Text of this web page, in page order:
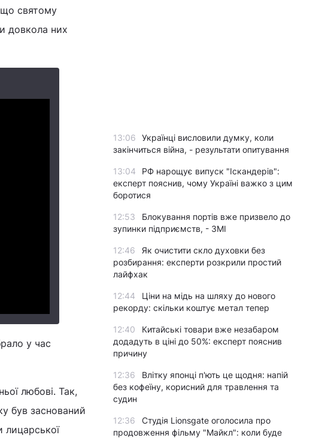
що святому
довкола них
у час
любові. Так,
був заснований
лицарської
13:06
Українці висловили думку, коли
закінчиться війна, - результати опитування
13:04
РФ нарощує випуск "Іскандерів":
експерт пояснив, чому Україні важко з цим
боротися
12:53
Блокування портів вже призвело до
зупинки підприємств, - ЗМІ
12:46
Як очистити скло духовки без
розбирання: експерти розкрили простий
лайфхак
12:44
Ціни на мідь на шляху до нового
рекорду: скільки коштує метал тепер
12:40
Китайські товари вже незабаром
додадуть в ціні до 50%: експерт пояснив
причину
12:36
Влітку японці п'ють це щодня: напій
без кофеїну, корисний для травлення та
судин
12:36
Студія Lionsgate оголосила про
продовження фільму "Майкл": коли буде